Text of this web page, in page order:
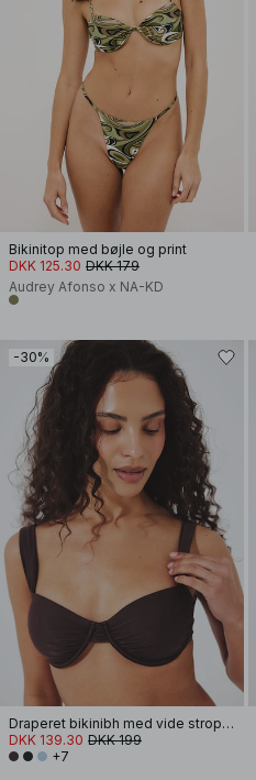
Bikinitop med bøjle og print
DKK 125.30 DKK 179
Audrey Afonso x NA-KD
-30%
Draperet bikinibh med vide stropper
DKK 139.30 DKK 199
+7